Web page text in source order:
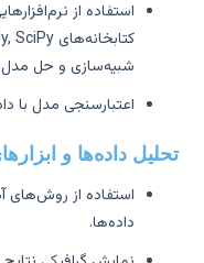
شبیه‌سازی و حل مدل‌ها.
اعتبارسنجی مدل با
داده‌ها و ابزارهای
استفاده از روش‌های
داده‌ها.